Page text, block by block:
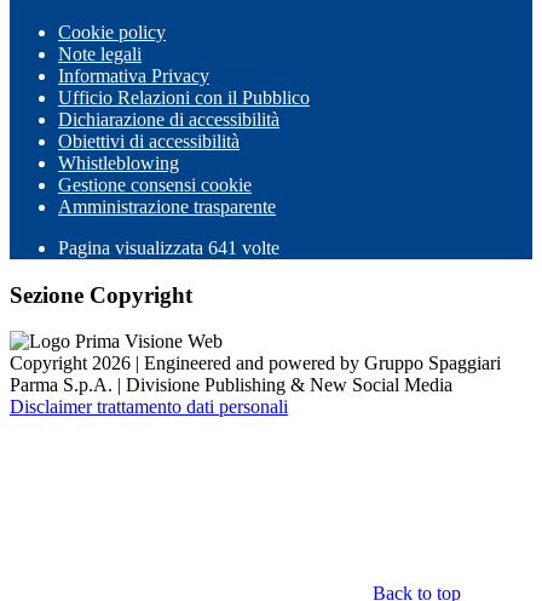
Cookie policy
Note legali
Informativa Privacy
Ufficio Relazioni con il Pubblico
Dichiarazione di accessibilità
Obiettivi di accessibilità
Whistleblowing
Gestione consensi cookie
Amministrazione trasparente
Pagina visualizzata 641 volte
Sezione Copyright
Copyright 2026 | Engineered and powered by Gruppo Spaggiari
Parma S.p.A. | Divisione Publishing & New Social Media
Disclaimer trattamento dati personali
Back to top